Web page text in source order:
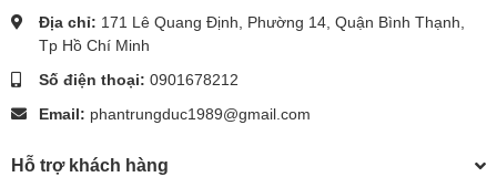
Địa chỉ: 171 Lê Quang Định, Phường 14, Quận Bình Thạnh,
Tp Hồ Chí Minh
Số điện thoại: 0901678212
Email: phantrungduc1989@gmail.com
Hỗ trợ khách hàng